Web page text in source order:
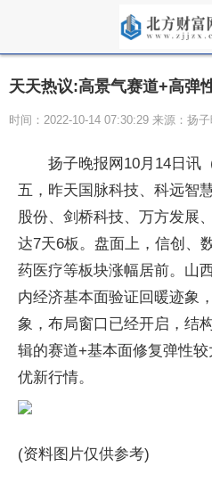
天天热议:高景气赛道+高弹
时间：2022-10-14 07:30:29 来源：扬
扬子晚报网10月14日讯
五，昨天国脉科技、科远智
股份、剑桥科技、万方发展
达7天6板。盘面上，信创、
药医疗等板块涨幅居前。山
内经济基本面验证回暖迹象
象，布局窗口已经开启，结
辑的赛道+基本面修复弹性
优新行情。
(资料图片仅供参考)